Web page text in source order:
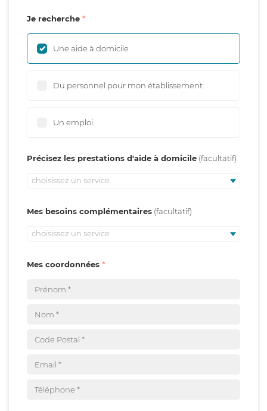
Je recherche
Une aide à domicile
Du personnel pour mon établissement
Un emploi
Précisez les prestations d'aide à domicile
choisissez un service
Mes besoins complémentaires
choisissez un service
Mes coordonnées